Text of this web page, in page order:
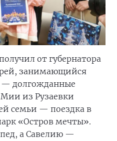
от губернатора
занимающийся
долгожданные
из Рузаевки
семьи — поездка в
«Остров мечты».
а Савелию —